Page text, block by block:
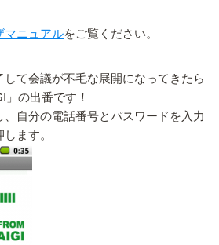
マニュアルをご覧ください。
して会議が不毛な展開になってきたら
」の出番です！
、自分の電話番号とパスワードを入力
ます。